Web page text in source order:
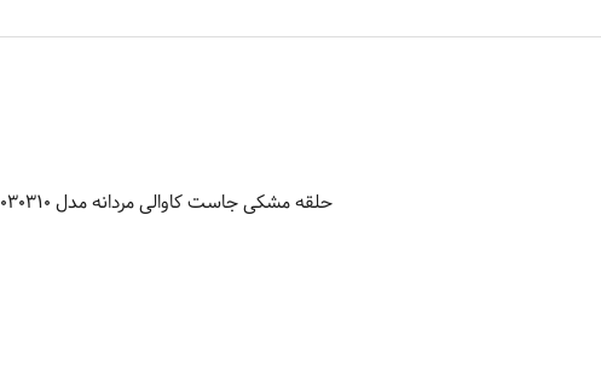
حلقه مشکی جاست کاوالی مردانه مدل JCRG50030310